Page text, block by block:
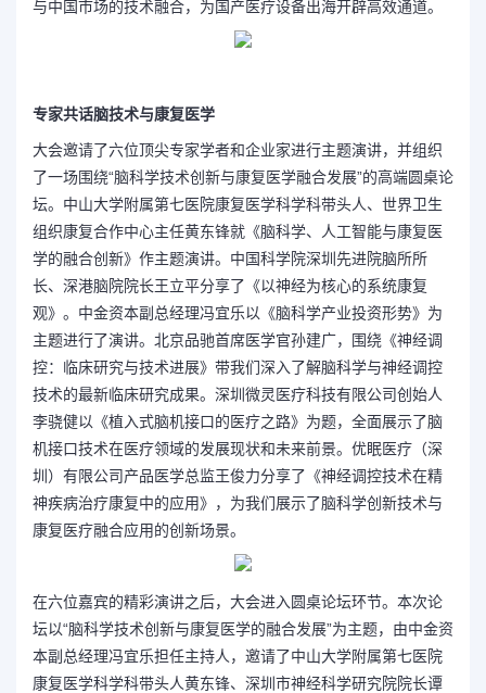
与中国市场的技术融合，为国产医疗设备出海开辟高效通道。
专家共话脑技术与康复医学
大会邀请了六位顶尖专家学者和企业家进行主题演讲，并组织
了一场围绕“脑科学技术创新与康复医学融合发展”的高端圆桌论
坛。中山大学附属第七医院康复医学科学科带头人、世界卫生
组织康复合作中心主任黄东锋就《脑科学、人工智能与康复医
学的融合创新》作主题演讲。中国科学院深圳先进院脑所所
长、深港脑院院长王立平分享了《以神经为核心的系统康复
观》。中金资本副总经理冯宜乐以《脑科学产业投资形势》为
主题进行了演讲。北京品驰首席医学官孙建广，围绕《神经调
控：临床研究与技术进展》带我们深入了解脑科学与神经调控
技术的最新临床研究成果。深圳微灵医疗科技有限公司创始人
李骁健以《植入式脑机接口的医疗之路》为题，全面展示了脑
机接口技术在医疗领域的发展现状和未来前景。优眠医疗（深
圳）有限公司产品医学总监王俊力分享了《神经调控技术在精
神疾病治疗康复中的应用》，为我们展示了脑科学创新技术与
康复医疗融合应用的创新场景。
在六位嘉宾的精彩演讲之后，大会进入圆桌论坛环节。本次论
坛以“脑科学技术创新与康复医学的融合发展”为主题，由中金资
本副总经理冯宜乐担任主持人，邀请了中山大学附属第七医院
康复医学科学科带头人黄东锋、深圳市神经科学研究院院长谭